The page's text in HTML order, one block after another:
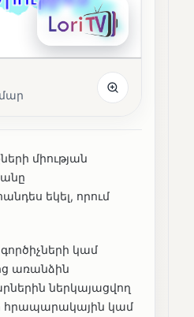
միության
եկել, որում
կամ
առանձին
ներկայացվող
կամ